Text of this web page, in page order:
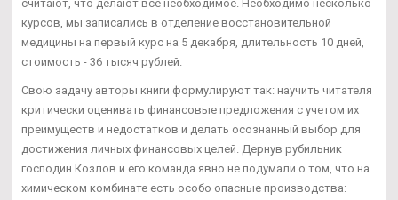
считают, что делают все необходимое. Необходимо несколько
курсов, мы записались в отделение восстановительной
медицины на первый курс на 5 декабря, длительность 10 дней,
стоимость - 36 тысяч рублей.
Свою задачу авторы книги формулируют так: научить читателя
критически оценивать финансовые предложения с учетом их
преимуществ и недостатков и делать осознанный выбор для
достижения личных финансовых целей. Дернув рубильник
господин Козлов и его команда явно не подумали о том, что на
химическом комбинате есть особо опасные производства: